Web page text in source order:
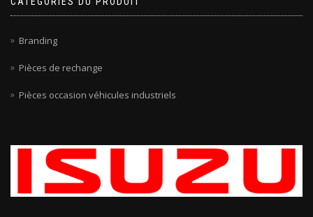
Branding
Pièces de rechange
Pièces occasion véhicules industriels